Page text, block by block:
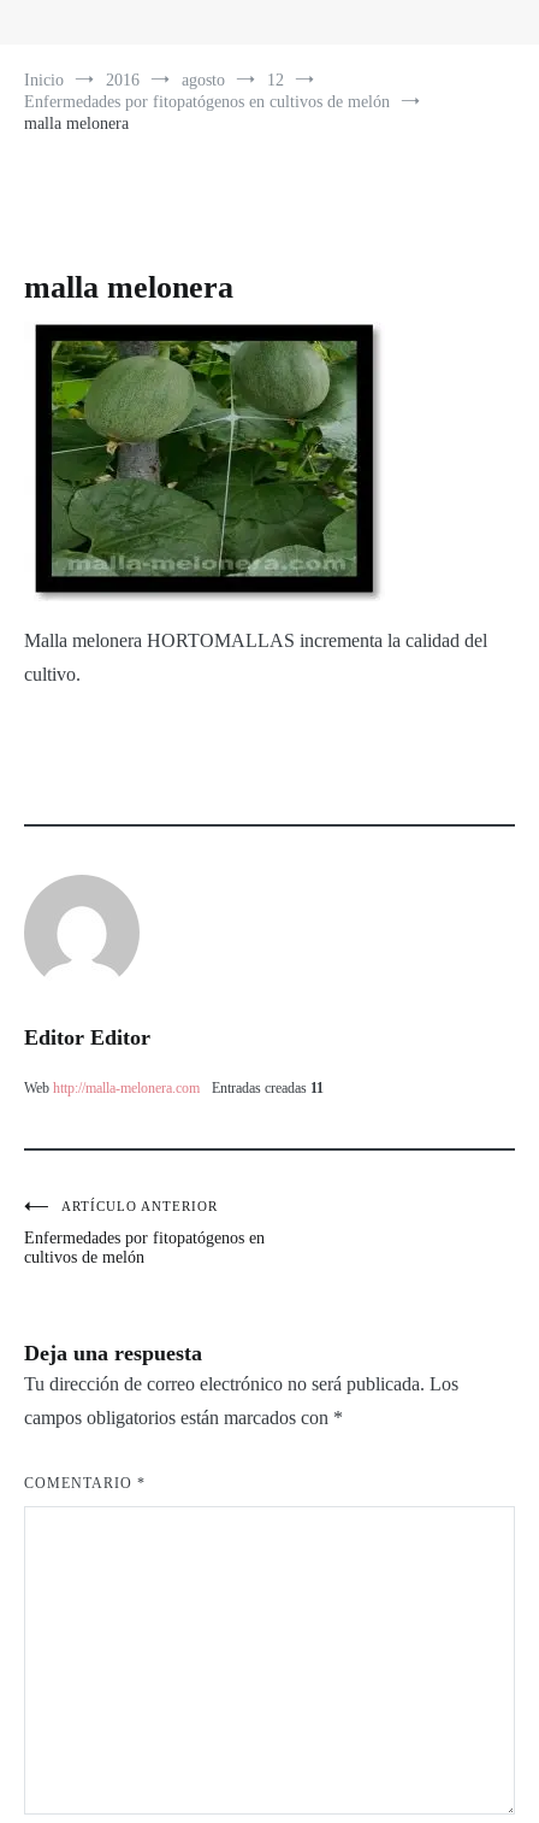
Inicio 2016 agosto
12
Enfermedades por fitopatógenos en cultivos de melón
malla melonera
malla melonera
Malla melonera HORTOMALLAS incrementa la calidad del
cultivo.
Editor Editor
Web http://malla-melonera.com Entradas creadas 11
Navegación
de
ARTÍCULO ANTERIOR
Enfermedades por fitopatógenos en
cultivos de melón
Deja una respuesta
Tu dirección de correo electrónico no será publicada. Los
campos obligatorios están marcados con *
COMENTARIO *